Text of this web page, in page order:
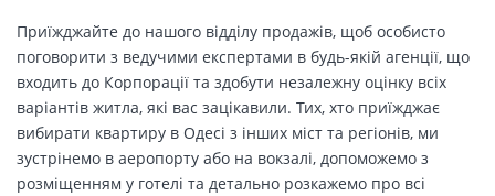
Приїжджайте до нашого відділу продажів, щоб особисто
поговорити з ведучими експертами в будь-якій агенції, що
входить до Корпорації та здобути незалежну оцінку всіх
варіантів житла, які вас зацікавили. Тих, хто приїжджає
вибирати квартиру в Одесі з інших міст та регіонів, ми
зустрінемо в аеропорту або на вокзалі, допоможемо з
розміщенням у готелі та детально розкажемо про всі